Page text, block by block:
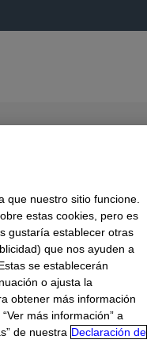
DE COMPRA
que nuestro sitio funcione.
estas cookies, pero es
gustaría establecer otras
que nos ayuden a
se establecerán
o ajusta la
obtener más información
más información” a
de nuestra Declaración de